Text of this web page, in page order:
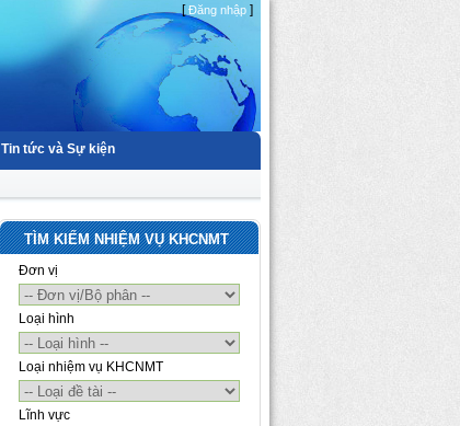
[Đăng nhập ]
Tin tức và Sự kiện
TÌM KIẾM NHIỆM VỤ KHCNMT
Đơn vị
Loại hình
Loại nhiệm vụ KHCNMT
Lĩnh vực